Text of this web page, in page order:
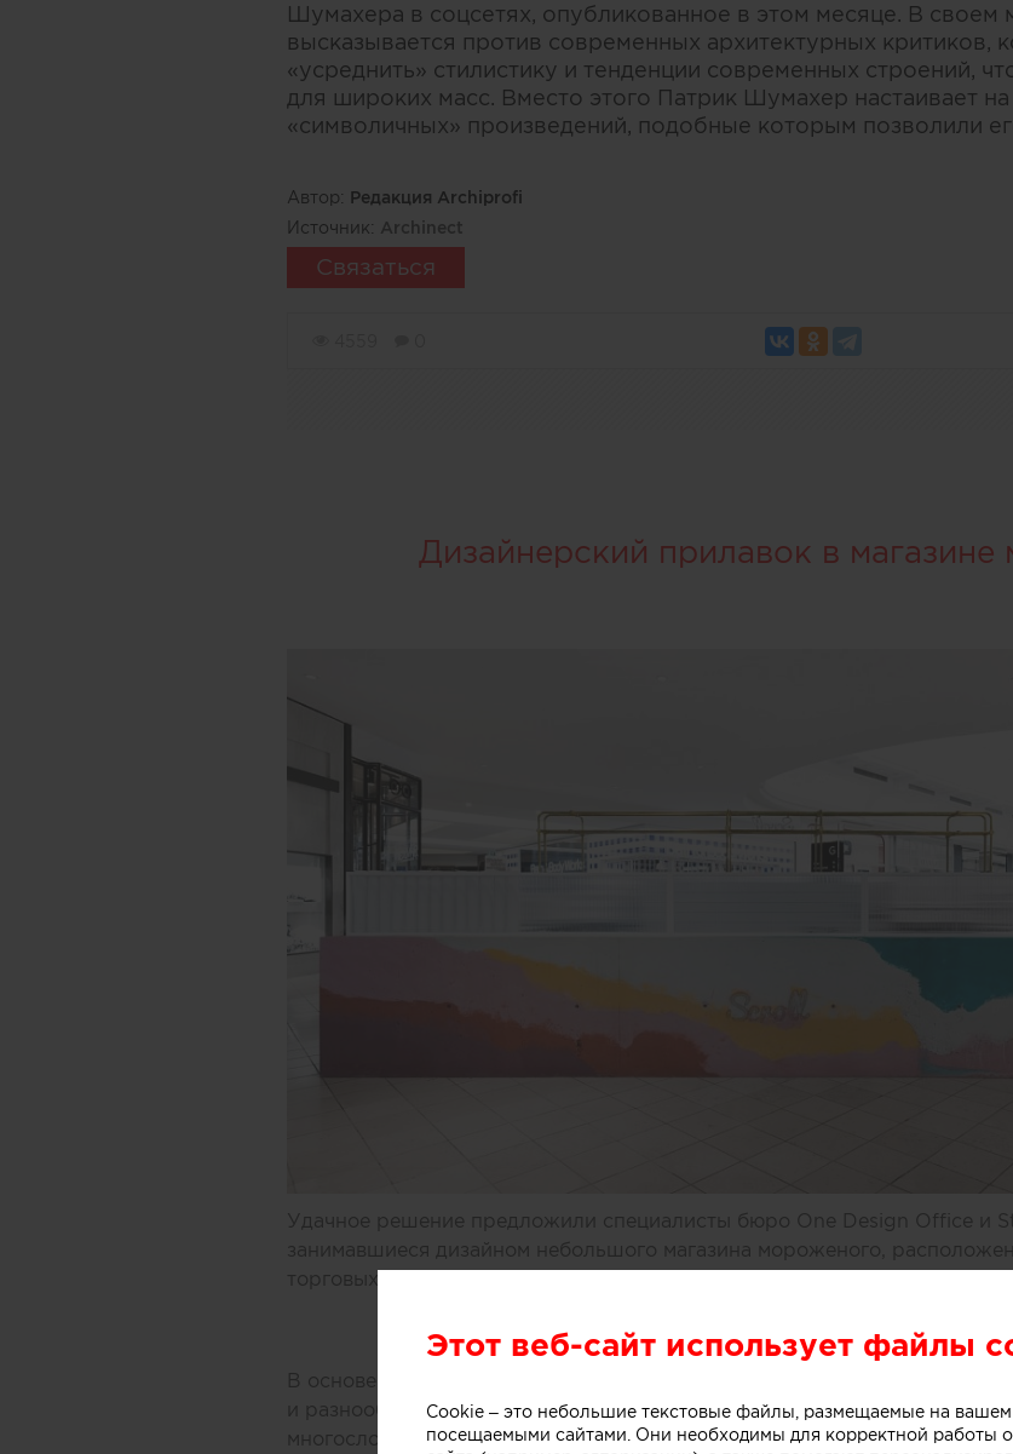
Шумахера в соцсетях, опубликованное в этом месяце. В
высказывается против современных архитектурных критиков,
«усреднить» стилистику и тенденции современных строений,
для широких масс. Вместо этого Патрик Шумахер настаивает на
«символичных» произведений, подобные которым позволили
Автор: Редакция Archiprofi
Источник: Archinect
Связаться
Дизайнерский прилавок в
Удачное решение предложили специалисты бюро One Design Office и
занимавшиеся дизайном небольшого магазина мороженого,
торговых центров Мельбурна (Австралия).
В основе концепции массивной стойки лежит образ емкости с
и разнообразных добавок. Технически замысел был реализован при
многослойной заливки тонированного бетона. Логотип магазина
Этот веб-сайт использует файлы
Cookie – это небольшие текстовые файлы, размещаемые на вашем
посещаемыми сайтами. Они необходимы для корректной работы